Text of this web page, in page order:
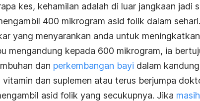
kes, kehamilan adalah di luar jangkaan jadi
400 mikrogram asid folik dalam sehari.
yang menyarankan anda untuk
mengandung kepada 600 mikrogram, ia
dan perkembangan bayi dalam
vitamin dan suplemen atau terus berjumpa
asid folik yang secukupnya. Jika